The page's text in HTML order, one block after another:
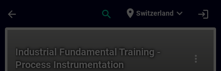
arrow_back search place Switzerland expand_more login
more_vert
Industrial Fundamental Training -
Process Instrumentation